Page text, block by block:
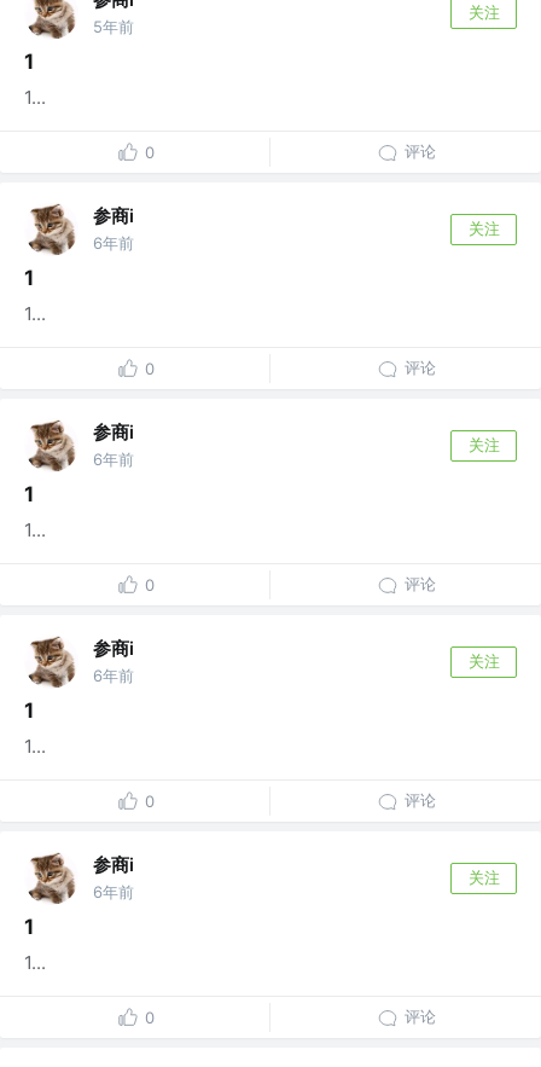
5年前
关注
1
1...
0 评论
参商i
6年前
关注
1
1...
0 评论
参商i
6年前
关注
1
1...
0 评论
参商i
6年前
关注
1
1...
0 评论
参商i
6年前
关注
1
1...
0 评论